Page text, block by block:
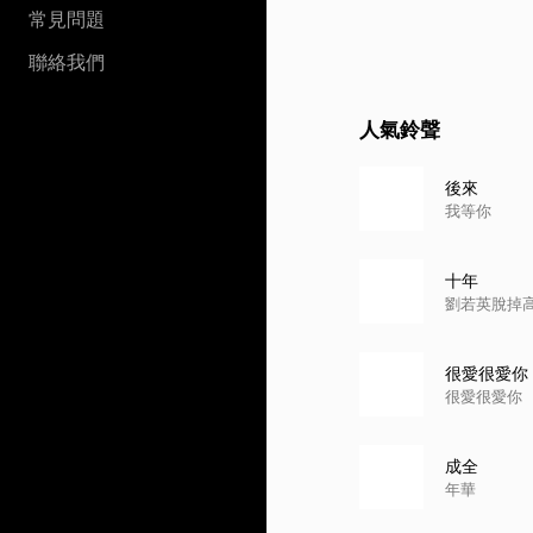
常見問題
聯絡我們
人氣鈴聲
後來
我等你
十年
劉若英脫掉
很愛很愛你
很愛很愛你
成全
年華